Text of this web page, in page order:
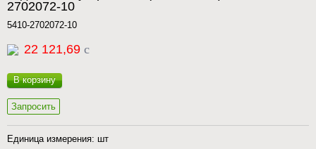
2702072-10
5410-2702072-10
22 121,69 c
В корзину
Запросить
Единица измерения: шт